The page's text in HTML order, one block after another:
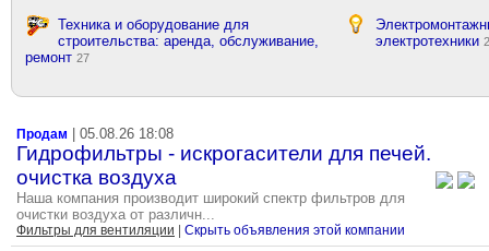
Техника и оборудование для
строительства: аренда, обслуживание,
ремонт 27
электротехники
Продам | 05.08.26 18:08
Гидрофильтры - искрогасители для печей.
очистка воздуха
Наша компания производит широкий спектр фильтров для
очистки воздуха от различн...
Фильтры для вентиляции Скрыть объявления этой компании